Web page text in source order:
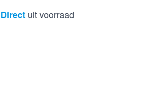
Directuit voorraad